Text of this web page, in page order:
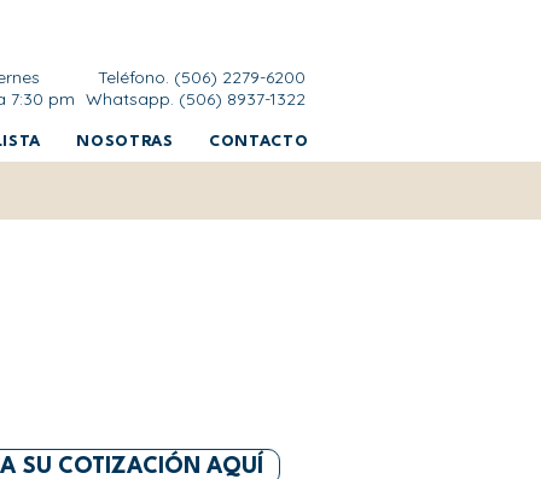
7:30 pm
Teléfono. (506) 2279-6200
Whatsapp. (506) 8937-1322
NOSOTRAS CONTACTO
SU COTIZACIÓN AQUÍ